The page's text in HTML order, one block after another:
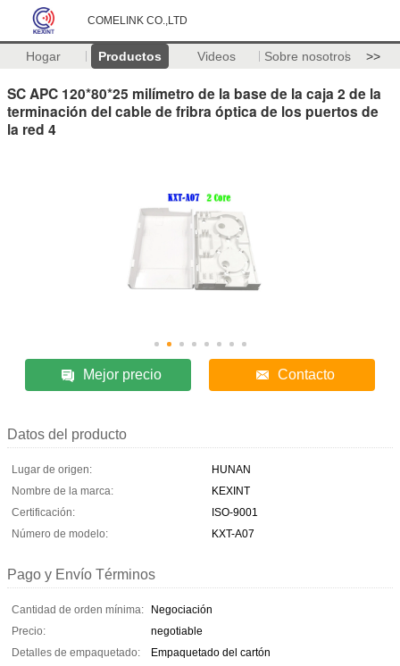
COMELINK CO.,LTD
Hogar Productos Videos Sobre nosotros >>
SC APC 120*80*25 milímetro de la base de la caja 2 de la
terminación del cable de fribra óptica de los puertos de
la red 4
Mejor precio Contacto
Datos del producto
Lugar de origen:
HUNAN
Nombre de la marca:
KEXINT
Certificación:
ISO-9001
Número de modelo:
KXT-A07
Pago y Envío Términos
Cantidad de orden mínima:
Negociación
Precio:
negotiable
Detalles de empaquetado:
Empaquetado del cartón